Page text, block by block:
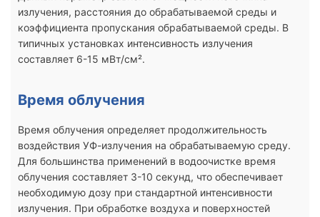
излучения, расстояния до обрабатываемой среды и
коэффициента пропускания обрабатываемой среды. В
типичных установках интенсивность излучения
составляет 6-15 мВт/см².
Время облучения
Время облучения определяет продолжительность
воздействия УФ-излучения на обрабатываемую среду.
Для большинства применений в водоочистке время
облучения составляет 3-10 секунд, что обеспечивает
необходимую дозу при стандартной интенсивности
излучения. При обработке воздуха и поверхностей